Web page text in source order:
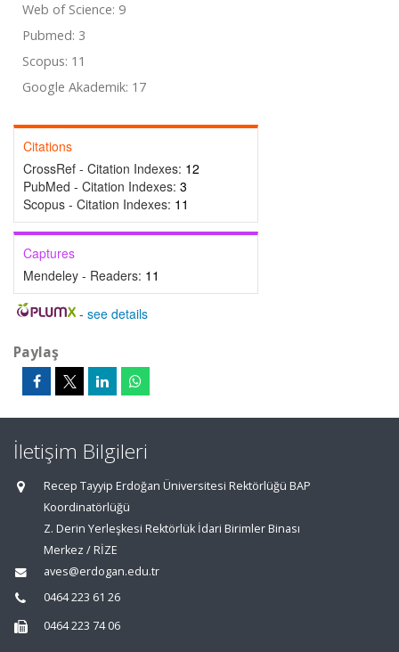
Web of Science: 9
Pubmed: 3
Scopus: 11
Google Akademik: 17
Citations
CrossRef - Citation Indexes: 12
PubMed - Citation Indexes: 3
Scopus - Citation Indexes: 11
Captures
Mendeley - Readers: 11
- see details
Paylaş
İletişim Bilgileri
Recep Tayyip Erdoğan Üniversitesi Rektörlüğü BAP
Koordinatörlüğü
Z. Derin Yerleşkesi Rektörlük İdari Birimler Binası
Merkez / RİZE
aves@erdogan.edu.tr
0464 223 61 26
0464 223 74 06